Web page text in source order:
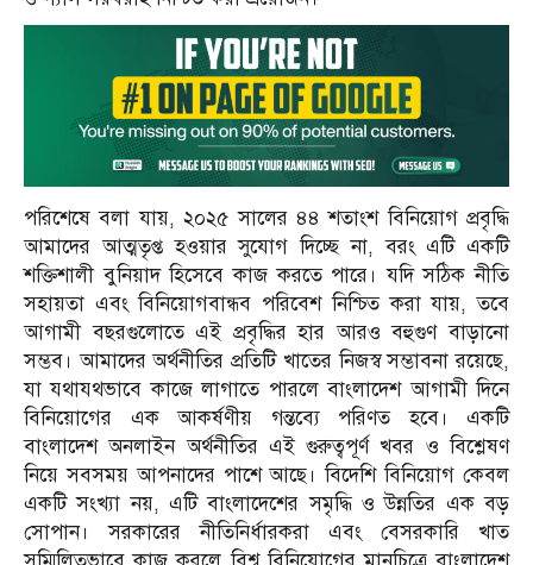
পরিশেষে বলা যায়, ২০২৫ সালের ৪৪ শতাংশ বিনিয়োগ প্রবৃদ্ধি
আমাদের আত্মতৃপ্ত হওয়ার সুযোগ দিচ্ছে না, বরং এটি একটি
শক্তিশালী বুনিয়াদ হিসেবে কাজ করতে পারে। যদি সঠিক নীতি
সহায়তা এবং বিনিয়োগবান্ধব পরিবেশ নিশ্চিত করা যায়, তবে
আগামী বছরগুলোতে এই প্রবৃদ্ধির হার আরও বহুগুণ বাড়ানো
সম্ভব। আমাদের অর্থনীতির প্রতিটি খাতের নিজস্ব সম্ভাবনা রয়েছে,
যা যথাযথভাবে কাজে লাগাতে পারলে বাংলাদেশ আগামী দিনে
বিনিয়োগের এক আকর্ষণীয় গন্তব্যে পরিণত হবে। একটি
বাংলাদেশ অনলাইন অর্থনীতির এই গুরুত্বপূর্ণ খবর ও বিশ্লেষণ
নিয়ে সবসময় আপনাদের পাশে আছে। বিদেশি বিনিয়োগ কেবল
একটি সংখ্যা নয়, এটি বাংলাদেশের সমৃদ্ধি ও উন্নতির এক বড়
সোপান। সরকারের নীতিনির্ধারকরা এবং বেসরকারি খাত